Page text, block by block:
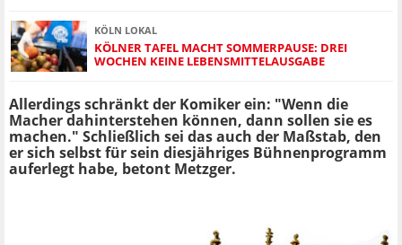
KÖLN LOKAL
KÖLNER TAFEL MACHT SOMMERPAUSE: DREI
WOCHEN KEINE LEBENSMITTELAUSGABE
Allerdings schränkt der Komiker ein: "Wenn die
Macher dahinterstehen können, dann sollen sie es
machen." Schließlich sei das auch der Maßstab, den
er sich selbst für sein diesjähriges Bühnenprogramm
auferlegt habe, betont Metzger.